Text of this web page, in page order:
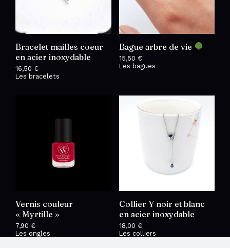
Bracelet mailles coeur
en acier inoxydable
16,50 €
Les bracelets
Bague arbre de vie
15,50 €
Les bagues
Vernis couleur
« Myrtille »
7,90 €
Les ongles
Collier Y noir et blanc
en acier inoxydable
18,00 €
Les colliers